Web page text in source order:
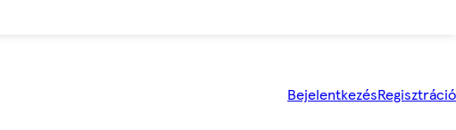
BejelentkezésRegisztráció